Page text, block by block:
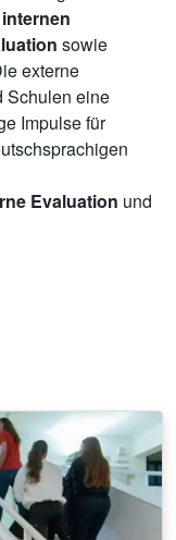
sowie
externe
Schulen eine
Impulse für
Evaluation und